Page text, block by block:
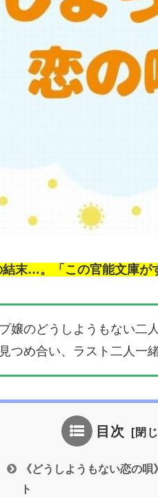
…。「この官能文庫が
嬢のどうしようもない二
つめ合い、ラスト二人一
目次
《どうしようもない恋の唄
ト